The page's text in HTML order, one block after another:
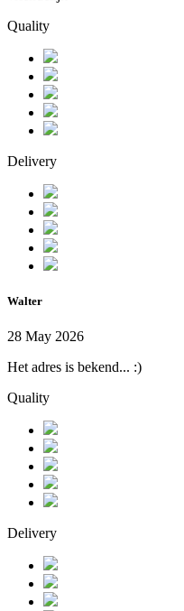
Quality
Delivery
Walter
28 May 2026
Het adres is bekend... :)
Quality
Delivery